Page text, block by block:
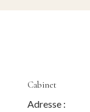
Cabinet
Adresse :